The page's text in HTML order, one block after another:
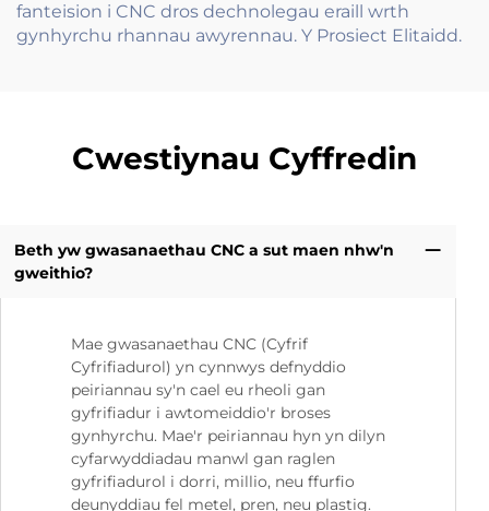
fanteision i CNC dros dechnolegau eraill wrth
gynhyrchu rhannau awyrennau. Y Prosiect Elitaidd.
Cwestiynau Cyffredin
Beth yw gwasanaethau CNC a sut maen nhw'n
gweithio?
Mae gwasanaethau CNC (Cyfrif
Cyfrifiadurol) yn cynnwys defnyddio
peiriannau sy'n cael eu rheoli gan
gyfrifiadur i awtomeiddio'r broses
gynhyrchu. Mae'r peiriannau hyn yn dilyn
cyfarwyddiadau manwl gan raglen
gyfrifiadurol i dorri, millio, neu ffurfio
deunyddiau fel metel, pren, neu plastig.